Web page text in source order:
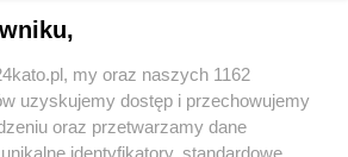
my oraz naszych 1162
uzyskujemy dostęp i przechowujemy
oraz przetwarzamy dane
identyfikatory, standardowe